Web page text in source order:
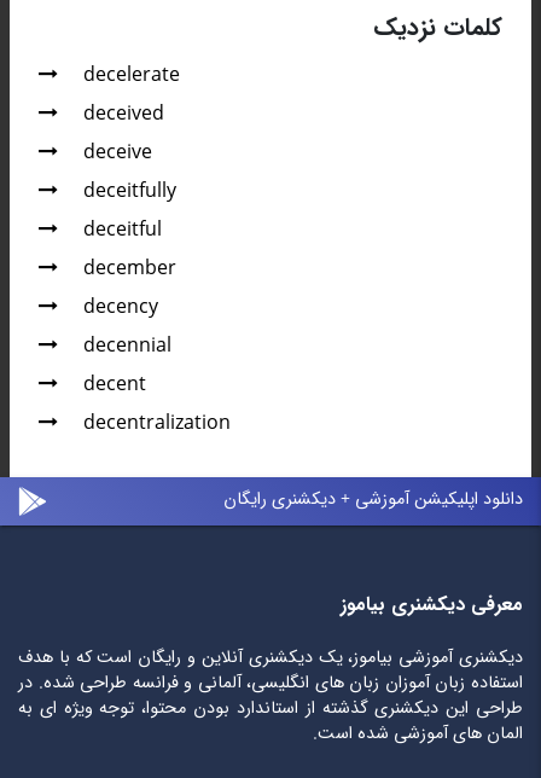
کلمات نزدیک
decelerate
deceived
deceive
deceitfully
deceitful
december
decency
decennial
decent
decentralization
دانلود اپلیکیشن آموزشی + دیکشنری رایگان
معرفی دیکشنری بیاموز
دیکشنری آموزشی بیاموز، یک دیکشنری آنلاین و رایگان است که با هدف
استفاده زبان آموزان زبان های انگلیسی، آلمانی و فرانسه طراحی شده. در
طراحی این دیکشنری گذشته از استاندارد بودن محتوا، توجه ویژه ای به
المان های آموزشی شده است.